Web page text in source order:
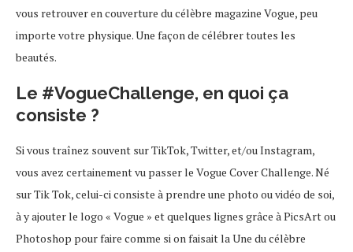
vous retrouver en couverture du célèbre magazine Vogue, peu
importe votre physique. Une façon de célébrer toutes les
beautés.
Le #VogueChallenge, en quoi ça
consiste ?
Si vous traînez souvent sur TikTok, Twitter, et/ou Instagram,
vous avez certainement vu passer le Vogue Cover Challenge. Né
sur Tik Tok, celui-ci consiste à prendre une photo ou vidéo de soi,
à y ajouter le logo « Vogue » et quelques lignes grâce à PicsArt ou
Photoshop pour faire comme si on faisait la Une du célèbre